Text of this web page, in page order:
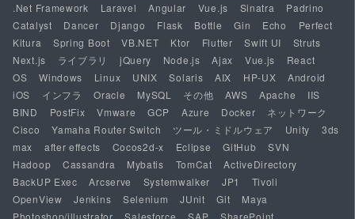
.Net Framework
Laravel Angular Vue.js Sinatra
Padrino
Catalyst
Dancer Django Flask Bottle Gin Echo
Perfect
Kitura
Spring Boot VB.NET Ktor Flutter Swift UI
Struts
Next.js
ライブラリ jQuery Node.js Ajax Vue.js
React
OS
Windows Linux UNIX Solaris AIX HP-UX
Android
iOS
インフラ Oracle MySQL その他 AWS Apache
IIS
BIND
PostFix Vmware GCP Azure Docker
ネットワーク
Cisco
Yamaha Router Switch ツール・ミドルウェア Unity
3ds
max
after effects Cocos2d-x Eclipse GitHub
SVN
Hadoop
Cassandra Mybatis TomCat
ActiveDirectory
BackUP Exec
Arcserve Systemwalker JP1
Tivoli
OpenView
Jenkins Selenium JUnit Git
Maya